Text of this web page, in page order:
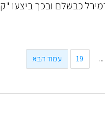
...
19 עמוד הבא